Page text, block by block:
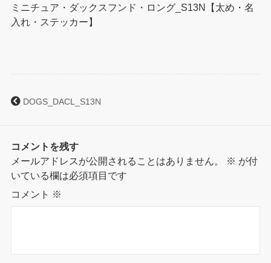
ミニチュア・ダックスフンド・ロング_S13N【太め・名
入れ・ステッカー】
DOGS_DACL_S13N
コメントを残す
メールアドレスが公開されることはありません。
※ が付
いている欄は必須項目です
コメント ※